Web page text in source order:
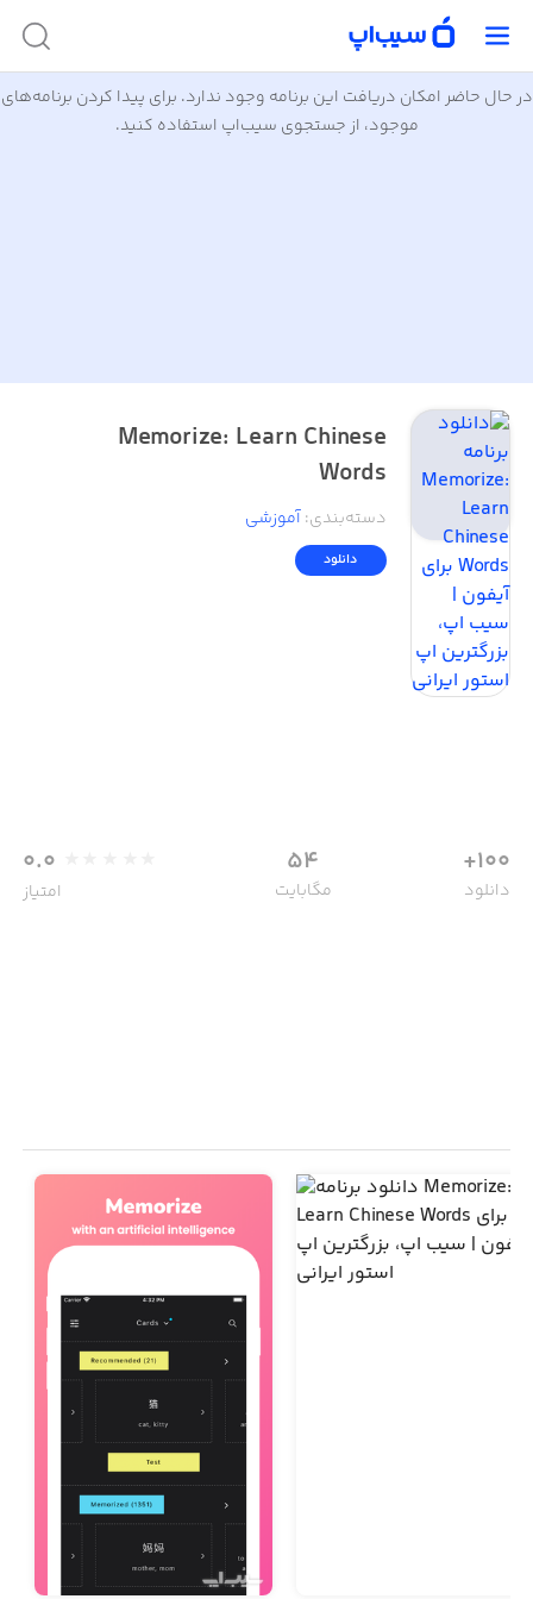
در حال حاضر امکان دریافت این برنامه وجود ندارد. برای پیدا کردن برنامه‌های
موجود، از جستجوی سیب‌اپ استفاده کنید.
Memorize: Learn Chinese
Words
دسته‌بندی: آموزشی
دانلود
100+
دانلود
54
مگابایت
0.0
امتیاز